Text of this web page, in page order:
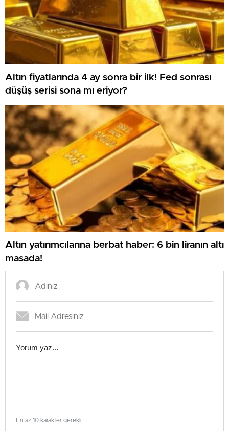
Altın fiyatlarında 4 ay sonra bir ilk! Fed sonrası
düşüş serisi sona mı eriyor?
Altın yatırımcılarına berbat haber: 6 bin liranın altı
masada!
En az 10 karakter gerekli